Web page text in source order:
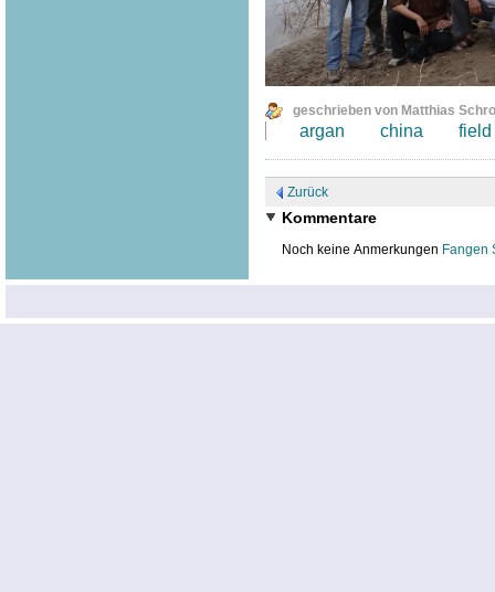
geschrieben von Matthias
argan china field
Zurück
Kommentare
Noch keine Anmerkungen Fangen